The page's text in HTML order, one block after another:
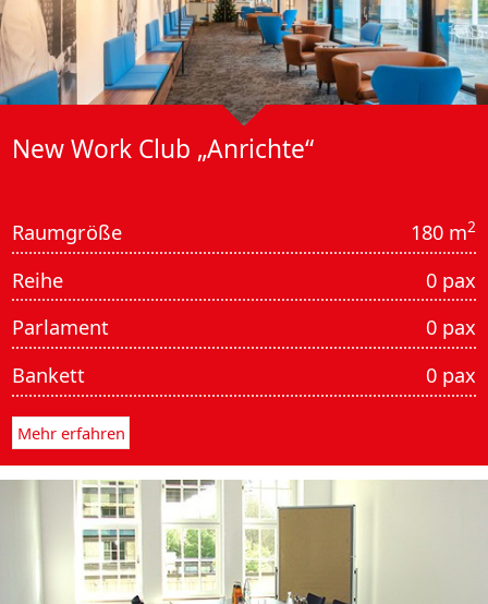
New Work Club „Anrichte“
Raumgröße 180 m2
Reihe
0 pax
Parlament
0 pax
Bankett
0 pax
Mehr erfahren